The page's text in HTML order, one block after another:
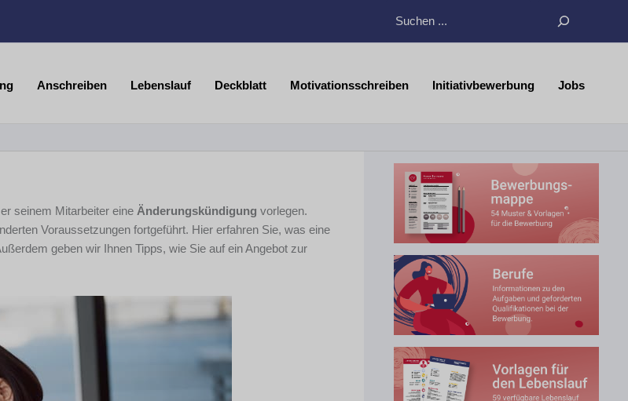
Anschreiben Lebenslauf Deckblatt Motivationsschreiben Initiativbewerbung Jobs
seinem Mitarbeiter eine Änderungskündigung vorlegen.
Voraussetzungen fortgeführt. Hier erfahren Sie, was eine
geben wir Ihnen Tipps, wie Sie auf ein Angebot zur